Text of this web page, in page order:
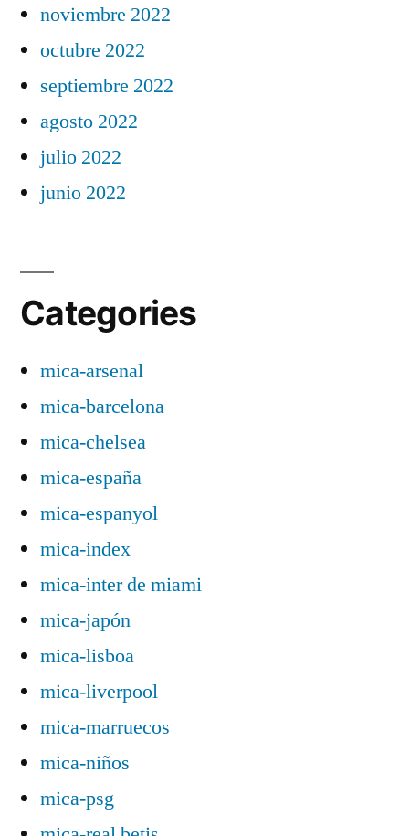
noviembre 2022
octubre 2022
septiembre 2022
agosto 2022
julio 2022
junio 2022
Categories
mica-arsenal
mica-barcelona
mica-chelsea
mica-españa
mica-espanyol
mica-index
mica-inter de miami
mica-japón
mica-lisboa
mica-liverpool
mica-marruecos
mica-niños
mica-psg